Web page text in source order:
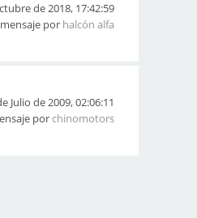
de 2018, 17:42:59
por halcón alfa
Julio de 2009, 02:06:11
porchinomotors